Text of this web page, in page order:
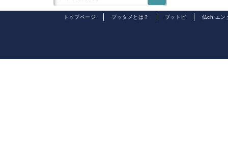
トップページ ブッタメとは？ ブットピ 仏ch エン